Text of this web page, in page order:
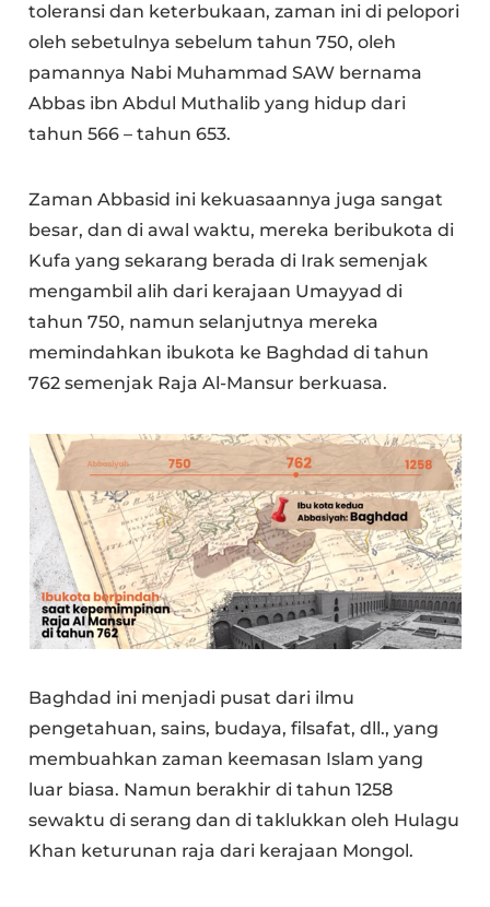
toleransi dan keterbukaan, zaman ini di pelopori
oleh sebetulnya sebelum tahun 750, oleh
pamannya Nabi Muhammad SAW bernama
Abbas ibn Abdul Muthalib yang hidup dari
tahun 566 – tahun 653.
Zaman Abbasid ini kekuasaannya juga sangat
besar, dan di awal waktu, mereka beribukota di
Kufa yang sekarang berada di Irak semenjak
mengambil alih dari kerajaan Umayyad di
tahun 750, namun selanjutnya mereka
memindahkan ibukota ke Baghdad di tahun
762 semenjak Raja Al-Mansur berkuasa.
Baghdad ini menjadi pusat dari ilmu
pengetahuan, sains, budaya, filsafat, dll., yang
membuahkan zaman keemasan Islam yang
luar biasa. Namun berakhir di tahun 1258
sewaktu di serang dan di taklukkan oleh Hulagu
Khan keturunan raja dari kerajaan Mongol.